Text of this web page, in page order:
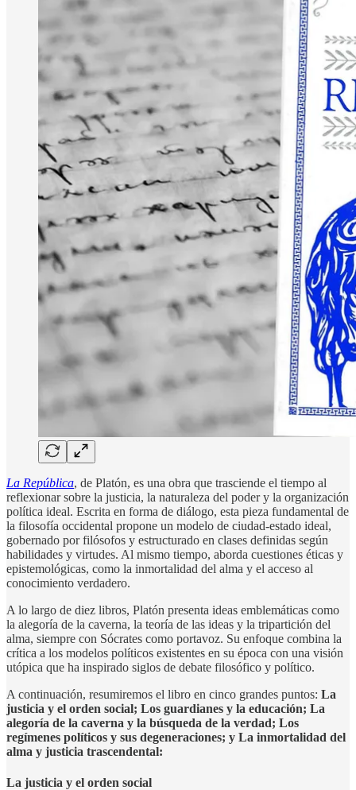
La República, de Platón, es una obra que trasciende el tiempo al
reflexionar sobre la justicia, la naturaleza del poder y la organización
política ideal. Escrita en forma de diálogo, esta pieza fundamental de
la filosofía occidental propone un modelo de ciudad-estado ideal,
gobernado por filósofos y estructurado en clases definidas según
habilidades y virtudes. Al mismo tiempo, aborda cuestiones éticas y
epistemológicas, como la inmortalidad del alma y el acceso al
conocimiento verdadero.
A lo largo de diez libros, Platón presenta ideas emblemáticas como
la alegoría de la caverna, la teoría de las ideas y la tripartición del
alma, siempre con Sócrates como portavoz. Su enfoque combina la
crítica a los modelos políticos existentes en su época con una visión
utópica que ha inspirado siglos de debate filosófico y político.
A continuación, resumiremos el libro en cinco grandes puntos: La
justicia y el orden social; Los guardianes y la educación; La
alegoría de la caverna y la búsqueda de la verdad; Los
regímenes políticos y sus degeneraciones; y La inmortalidad del
alma y justicia trascendental:
La justicia y el orden social